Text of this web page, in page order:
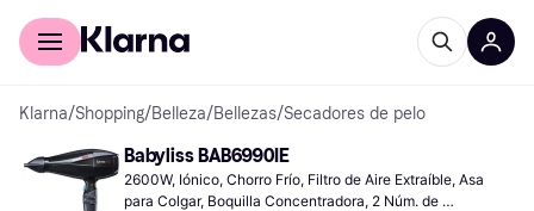
Comprar con Klarna
Klarna/Shopping/Belleza/Bellezas/Secadores de pelo
Babyliss BAB6990IE
2600W, Iónico, Chorro Frío, Filtro de Aire Extraíble, Asa
para Colgar, Boquilla Concentradora, 2 Núm. de